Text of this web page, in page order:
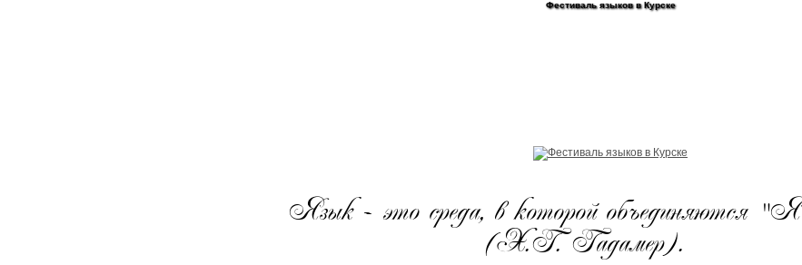
Фестиваль языков в Курске
Язык - это среда, в которой объединяются
(Х.Г. Гадамер).